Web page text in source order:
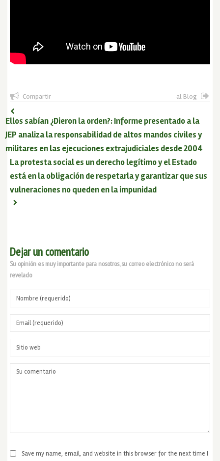
Compartir al Blog
Ellos sabían ¿Dieron la orden?: Informe presentado a la
JEP analiza la responsabilidad de altos mandos civiles y
militares en las ejecuciones extrajudiciales desde 2004
La protesta social es un derecho legítimo y el Estado
está en la obligación de respetarla y garantizar que sus
vulneraciones no queden en la impunidad
Dejar un comentario
Su opinión es muy importante para nosotros, su correo electrónico no será
revelado
Save my name, email, and website in this browser for the next time I